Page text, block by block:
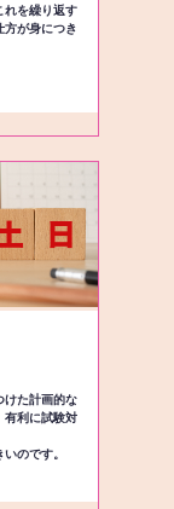
れを繰り返す
方が身につき
けた計画的な
有利に試験対
のです。